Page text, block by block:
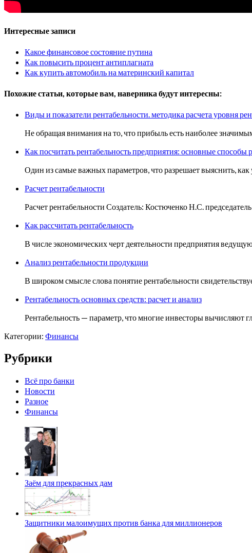
Интересные записи
Какое финансовое состояние путина
Как повысить процент антиплагиата
Как купить автомобиль на материнский капитал
Похожие статьи, которые вам, наверника будут интересны:
Виды и показатели рентабельности. методика расчета уровня
Не обращая внимания на то, что прибыль есть наиболее
Как посчитать рентабельность предприятия: основные способы
Один из самые важных параметров, что разрешает выяснить,
Расчет рентабельности
Расчет рентабельности Создатель: Костюченко Н.С.
Как рассчитать рентабельность
В числе экономических черт деятельности предприятия
Анализ рентабельности продукции
В широком смысле слова понятие рентабельности
Рентабельность основных средств: расчет и анализ
Рентабельность — параметр, что многие инвесторы вычисляют
Категории: Финансы
Рубрики
Всё про банки
Новости
Разное
Финансы
Заём для прекрасных дам
Защитники малоимущих против банка для миллионеров